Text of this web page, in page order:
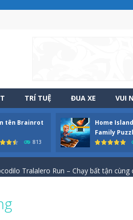
TRÍ TUỆ ĐUA XE VUI
tên Brainrot
813
Home
Family
đồ đến cho những đứa con qua
Game Squad Assembler: Merge & Fight –
Tralalero Run – Chạy bất tận
Run – Chế tạo vũ khí và bắn hạ kẻ
cổ dài – Thử thách kéo đầu siêu